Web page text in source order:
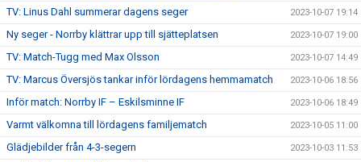
TV: Linus Dahl summerar dagens seger 2023-10-07 19:14
Ny seger - Norrby klättrar upp till sjätteplatsen 2023-10-07 19:00
TV: Match-Tugg med Max Olsson 2023-10-07 14:49
TV: Marcus Översjös tankar inför lördagens hemmamatch 2023-10-06 18:56
Inför match: Norrby IF – Eskilsminne IF 2023-10-06 18:49
Varmt välkomna till lördagens familjematch 2023-10-05 11:00
Glädjebilder från 4-3-segern 2023-10-03 11:53